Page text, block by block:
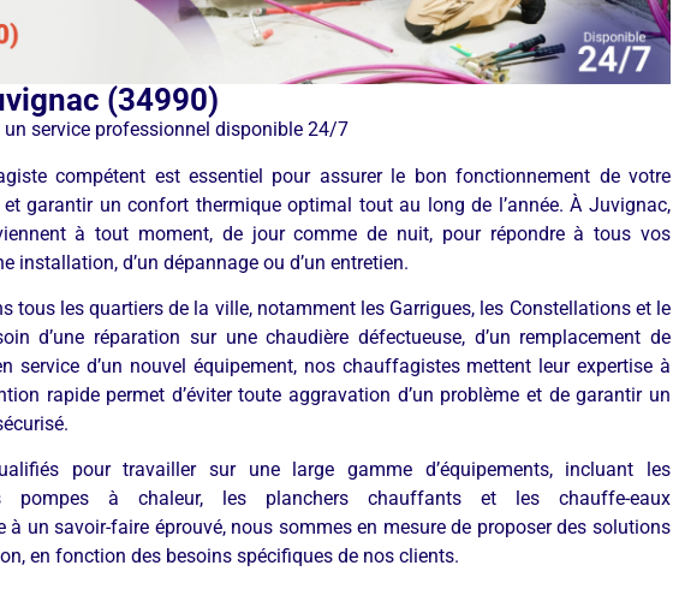
(34990)
service professionnel disponible 24/7
compétent est essentiel pour assurer le bon fonctionnement de votre
garantir un confort thermique optimal tout au long de l’année. À Juvignac,
à tout moment, de jour comme de nuit, pour répondre à tous vos
installation, d’un dépannage ou d’un entretien.
tous les quartiers de la ville, notamment les Garrigues, les Constellations et le
d’une réparation sur une chaudière défectueuse, d’un remplacement de
service d’un nouvel équipement, nos chauffagistes mettent leur expertise à
rapide permet d’éviter toute aggravation d’un problème et de garantir un
pour travailler sur une large gamme d’équipements, incluant les
pompes à chaleur, les planchers chauffants et les chauffe-eaux
à un savoir-faire éprouvé, nous sommes en mesure de proposer des solutions
en fonction des besoins spécifiques de nos clients.